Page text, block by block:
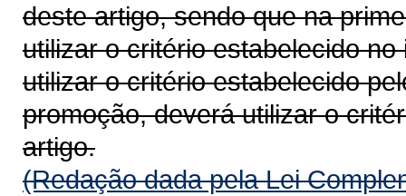
deste artigo, sendo que na
utilizar o critério estabelecido
utilizar o critério estabelecido
promoção, deverá utilizar o
artigo.
(Redação dada pela Lei